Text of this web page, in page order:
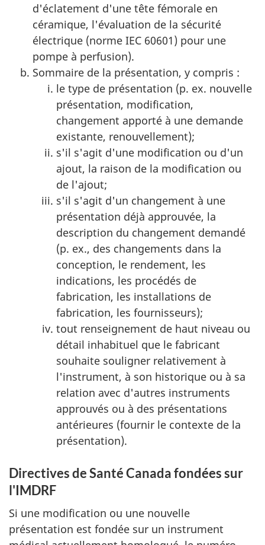
d'éclatement d'une tête fémorale en
céramique, l'évaluation de la sécurité
électrique (norme IEC 60601) pour une
pompe à perfusion).
Sommaire de la présentation, y compris :
le type de présentation (p. ex. nouvelle
présentation, modification,
changement apporté à une demande
existante, renouvellement);
s'il s'agit d'une modification ou d'un
ajout, la raison de la modification ou
de l'ajout;
s'il s'agit d'un changement à une
présentation déjà approuvée, la
description du changement demandé
(p. ex., des changements dans la
conception, le rendement, les
indications, les procédés de
fabrication, les installations de
fabrication, les fournisseurs);
tout renseignement de haut niveau ou
détail inhabituel que le fabricant
souhaite souligner relativement à
l'instrument, à son historique ou à sa
relation avec d'autres instruments
approuvés ou à des présentations
antérieures (fournir le contexte de la
présentation).
Directives de Santé Canada fondées sur
l'IMDRF
Si une modification ou une nouvelle
présentation est fondée sur un instrument